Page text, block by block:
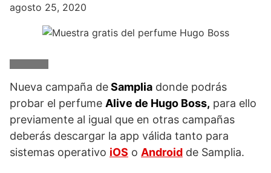
agosto 25, 2020
Nueva campaña deSamplia donde podrás
probar el perfume Alive de Hugo Boss, para ello
previamente al igual que en otras campañas
deberás descargar la app válida tanto para
sistemas operativo iOS o Android de Samplia.